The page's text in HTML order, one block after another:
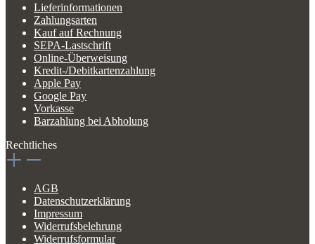
Lieferinformationen
Zahlungsarten
Kauf auf Rechnung
SEPA-Lastschrift
Online-Überweisung
Kredit-/Debitkartenzahlung
Apple Pay
Google Pay
Vorkasse
Barzahlung bei Abholung
Rechtliches
AGB
Datenschutzerklärung
Impressum
Widerrufsbelehrung
Widerrufsformular